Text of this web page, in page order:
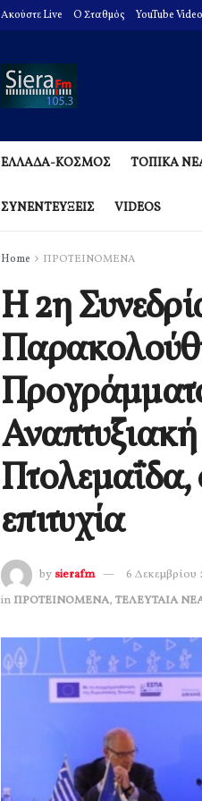
Ακούστε Live O Σταθμός YouTube
ΕΛΛΑΔΑ-ΚΟΣΜΟΣ ΤΟΠΙΚΑ
ΣΥΝΕΝΤΕΥΞΕΙΣ VIDEOS
Home ΠΡΟΤΕΙΝΟΜΕΝΑ
Η 2η
επιτυχία
by sierafm
6 Δεκεμβρίου
in ΠΡΟΤΕΙΝΟΜΕΝΑ, ΤΕΛΕΥΤΑΙΑ